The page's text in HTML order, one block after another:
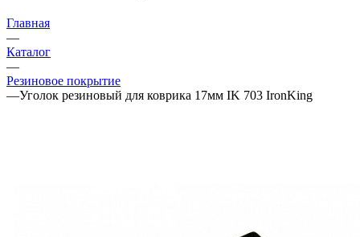
Главная
—
Каталог
—
Резиновое покрытие
—Уголок резиновый для коврика 17мм IK 703 IronKing